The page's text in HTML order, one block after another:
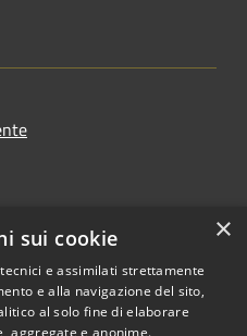
×
sui cookie
e assimilati strettamente
e alla navigazione del sito,
al solo fine di elaborare
aggregate e anonime.